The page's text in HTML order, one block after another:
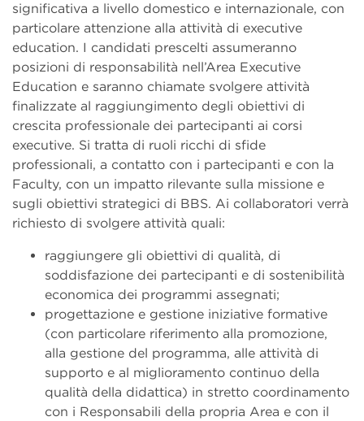
significativa a livello domestico e internazionale, con
particolare attenzione alla attività di executive
education. I candidati prescelti assumeranno
posizioni di responsabilità nell’Area Executive
Education e saranno chiamate svolgere attività
finalizzate al raggiungimento degli obiettivi di
crescita professionale dei partecipanti ai corsi
executive. Si tratta di ruoli ricchi di sfide
professionali, a contatto con i partecipanti e con la
Faculty, con un impatto rilevante sulla missione e
sugli obiettivi strategici di BBS. Ai collaboratori verrà
richiesto di svolgere attività quali:
raggiungere gli obiettivi di qualità, di
soddisfazione dei partecipanti e di sostenibilità
economica dei programmi assegnati;
progettazione e gestione iniziative formative
(con particolare riferimento alla promozione,
alla gestione del programma, alle attività di
supporto e al miglioramento continuo della
qualità della didattica) in stretto coordinamento
con i Responsabili della propria Area e con il